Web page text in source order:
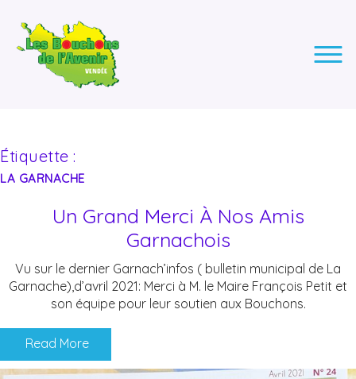
Étiquette :
LA GARNACHE
Un Grand Merci À Nos Amis
Garnachois
Vu sur le dernier Garnach’infos ( bulletin municipal de La
Garnache),d’avril 2021: Merci à M. le Maire François Petit et
son équipe pour leur soutien aux Bouchons.
Read More